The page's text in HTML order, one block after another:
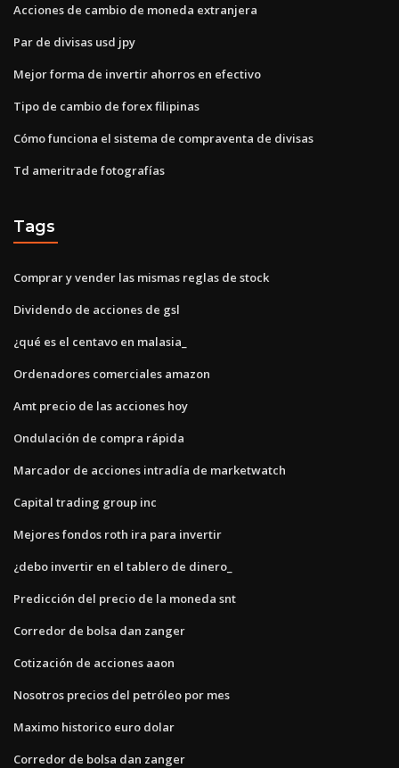
Acciones de cambio de moneda extranjera
Par de divisas usd jpy
Mejor forma de invertir ahorros en efectivo
Tipo de cambio de forex filipinas
Cómo funciona el sistema de compraventa de divisas
Td ameritrade fotografías
Tags
Comprar y vender las mismas reglas de stock
Dividendo de acciones de gsl
¿qué es el centavo en malasia_
Ordenadores comerciales amazon
Amt precio de las acciones hoy
Ondulación de compra rápida
Marcador de acciones intradía de marketwatch
Capital trading group inc
Mejores fondos roth ira para invertir
¿debo invertir en el tablero de dinero_
Predicción del precio de la moneda snt
Corredor de bolsa dan zanger
Cotización de acciones aaon
Nosotros precios del petróleo por mes
Maximo historico euro dolar
Corredor de bolsa dan zanger